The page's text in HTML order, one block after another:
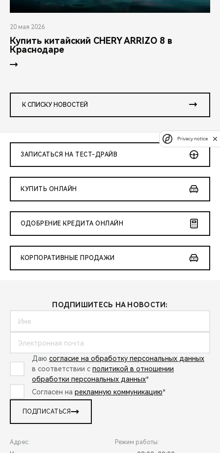
20 мая 2026
Купить китайский CHERY ARRIZO 8 в
Краснодаре
К СПИСКУ НОВОСТЕЙ
ЗАПИСАТЬСЯ НА ТЕСТ-ДРАЙВ
КУПИТЬ ОНЛАЙН
ОДОБРЕНИЕ КРЕДИТА ОНЛАЙН
КОРПОРАТИВНЫЕ ПРОДАЖИ
ПОДПИШИТЕСЬ НА НОВОСТИ:
Даю согласие на обработку персональных данных
в соответствии с политикой в отношении
обработки персональных данных*
Согласен на рекламную коммуникацию*
ПОДПИСАТЬСЯ
Адрес: Режим работы:
Privacy notice